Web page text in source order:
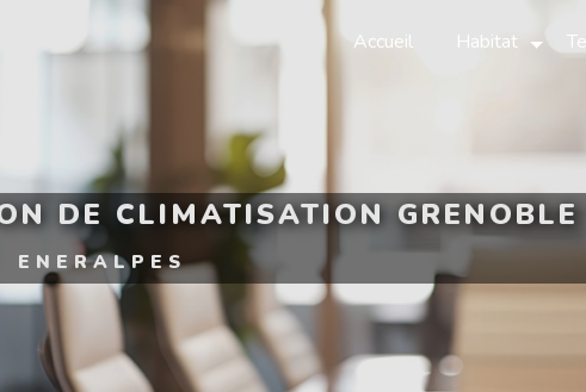
Accueil Habitat
DE CLIMATISATION GRENOBLE
ENERALPES